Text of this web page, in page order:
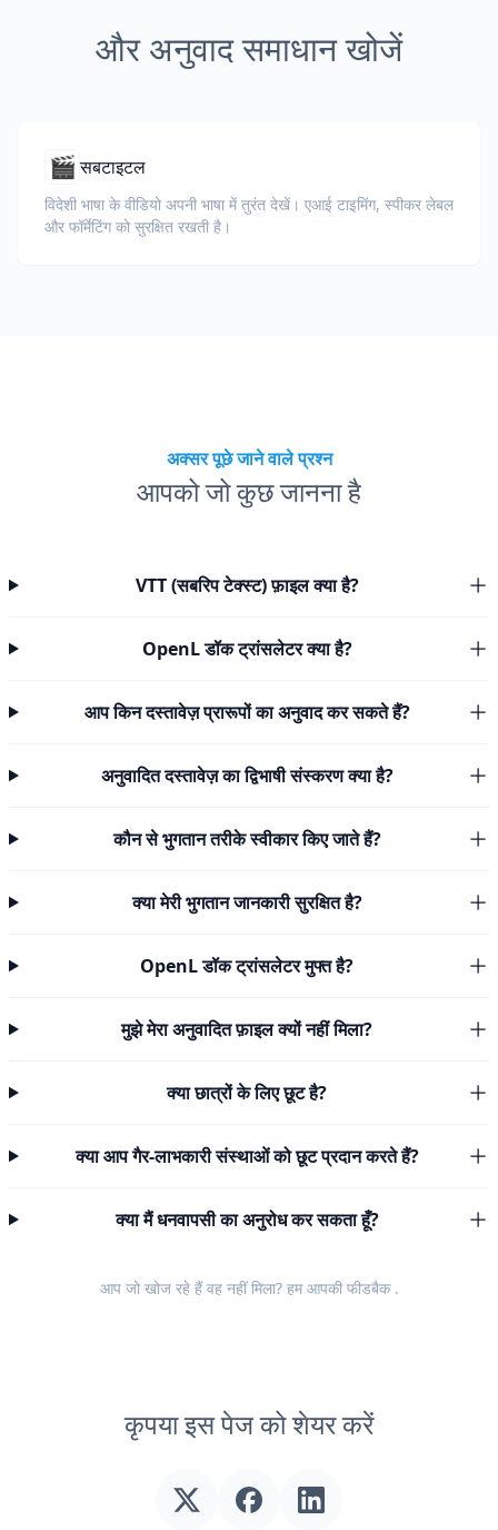
और अनुवाद समाधान खोजें
🎬 सबटाइटल
विदेशी भाषा के वीडियो अपनी भाषा में तुरंत देखें। एआई टाइमिंग, स्पीकर लेबल
और फॉर्मेटिंग को सुरक्षित रखती है।
अक्सर पूछे जाने वाले प्रश्न
आपको जो कुछ जानना है
VTT (सबरिप टेक्स्ट) फ़ाइल क्या है?
OpenL डॉक ट्रांसलेटर क्या है?
आप किन दस्तावेज़ प्रारूपों का अनुवाद कर सकते हैं?
अनुवादित दस्तावेज़ का द्विभाषी संस्करण क्या है?
कौन से भुगतान तरीके स्वीकार किए जाते हैं?
क्या मेरी भुगतान जानकारी सुरक्षित है?
OpenL डॉक ट्रांसलेटर मुफ्त है?
मुझे मेरा अनुवादित फ़ाइल क्यों नहीं मिला?
क्या छात्रों के लिए छूट है?
क्या आप गैर-लाभकारी संस्थाओं को छूट प्रदान करते हैं?
क्या मैं धनवापसी का अनुरोध कर सकता हूँ?
आप जो खोज रहे हैं वह नहीं मिला? हम आपकी फीडबैक.
कृपया इस पेज को शेयर करें